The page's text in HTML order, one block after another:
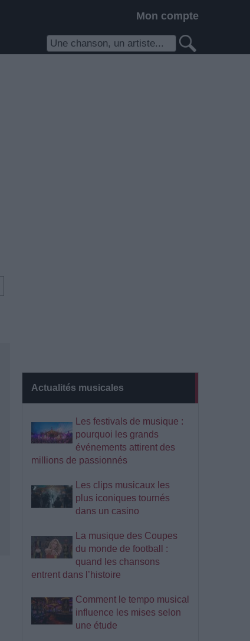
Mon compte
Actualités musicales
Les festivals de musique :
pourquoi les grands
événements attirent des
millions de passionnés
Les clips musicaux les
plus iconiques tournés
dans un casino
La musique des Coupes
du monde de football :
quand les chansons
entrent dans l’histoire
Comment le tempo musical
influence les mises selon
une étude